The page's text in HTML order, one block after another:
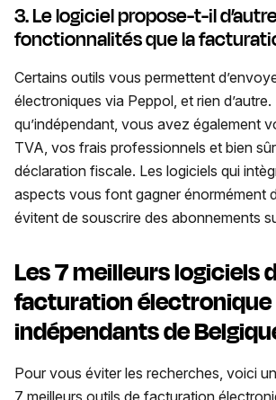
3. Le logiciel propose-t-il
fonctionnalités que la
Certains outils vous permettent
électroniques via Peppol, et rien
qu’indépendant, vous avez également
TVA, vos frais professionnels et bien
déclaration fiscale. Les logiciels qui
aspects vous font gagner énormément
évitent de souscrire des abonnements
Les 7 meilleurs logiciels
facturation électronique
indépendants de
Pour vous éviter les recherches, voici
7 meilleurs outils de facturation